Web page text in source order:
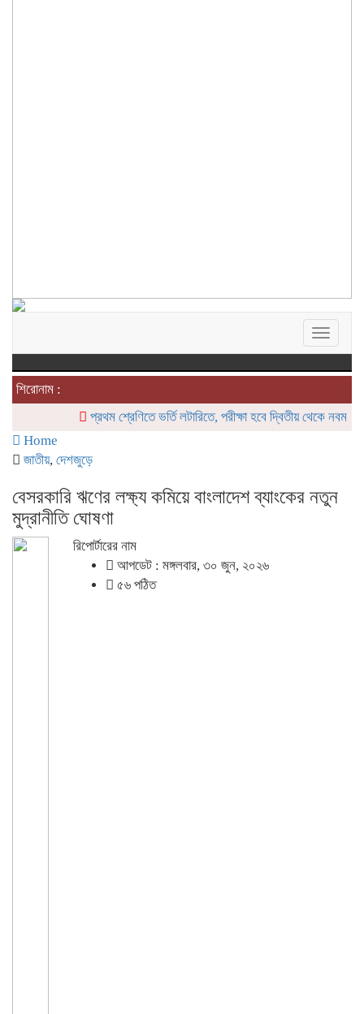
Toggle
শিরোনাম :
প্রথম শ্রেণিতে ভর্তি লটারিতে, পরীক্ষা হবে দ্বিতীয় থেকে নবম শ্রেণি
Home
জাতীয়, দেশজুড়ে
বেসরকারি ঋণের লক্ষ্য কমিয়ে বাংলাদেশ ব্যাংকের নতুন
মুদ্রানীতি ঘোষণা
রিপোর্টারের নাম
আপডেট : মঙ্গলবার, ৩০ জুন, ২০২৬
৫৬ পঠিত